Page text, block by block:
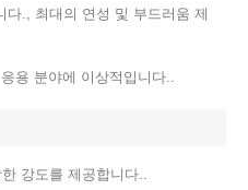
다., 최대의 연성 및 부드러움 제
용 분야에 이상적입니다..
강도를 제공합니다..